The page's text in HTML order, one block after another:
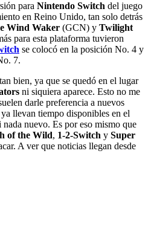
para Nintendo Switch del juego
en Reino Unido, tan solo detrás
Wind Waker (GCN) y Twilight
para esta plataforma tuvieron
se colocó en la posición No. 4 y
7.
bien, ya que se quedó en el lugar
ni siquiera aparece. Esto no me
darle preferencia a nuevos
llevan tiempo disponibles en el
nuevo. Es por eso mismo que
of the Wild, 1-2-Switch y Super
A ver que noticias llegan desde